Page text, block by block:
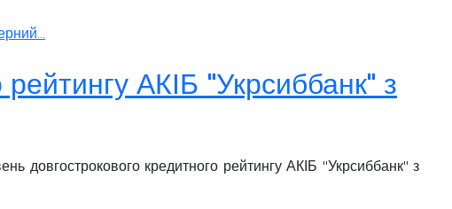
АКІБ "Укрсиббанк" з
довгострокового кредитного рейтингу АКІБ "Укрсиббанк" з